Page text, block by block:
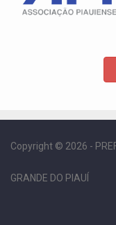
Copyright © 2026 -
GRANDE DO PIAUÍ